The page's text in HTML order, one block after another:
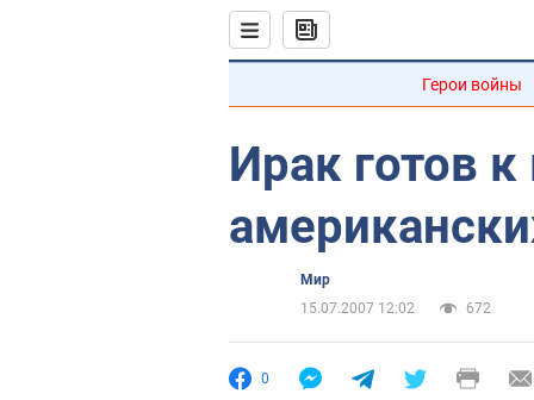
Герои войны
Ирак готов
Мир
15.07.2007 12:02
672
0